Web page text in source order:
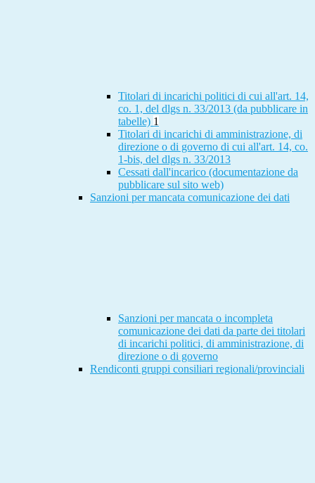
Titolari di incarichi politici di cui all'art. 14,
co. 1, del dlgs n. 33/2013 (da pubblicare in
tabelle) 1
Titolari di incarichi di amministrazione, di
direzione o di governo di cui all'art. 14, co.
1-bis, del dlgs n. 33/2013
Cessati dall'incarico (documentazione da
pubblicare sul sito web)
Sanzioni per mancata comunicazione dei dati
Sanzioni per mancata o incompleta
comunicazione dei dati da parte dei titolari
di incarichi politici, di amministrazione, di
direzione o di governo
Rendiconti gruppi consiliari regionali/provinciali